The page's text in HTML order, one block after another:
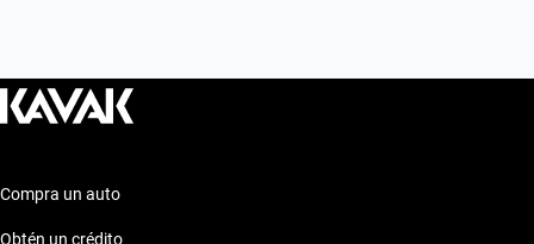
Compra un auto
Obtén un crédito